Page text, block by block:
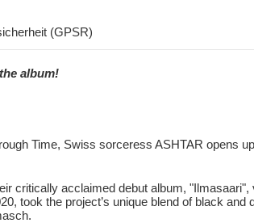
(GPSR)
album!
Time, Swiss sorceress ASHTAR
critically acclaimed debut album,
took the project’s unique blend of black